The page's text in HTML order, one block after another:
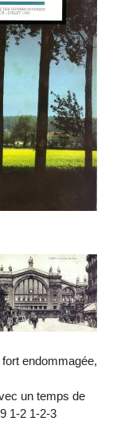
endommagée,
un temps de
1-2 1-2-3